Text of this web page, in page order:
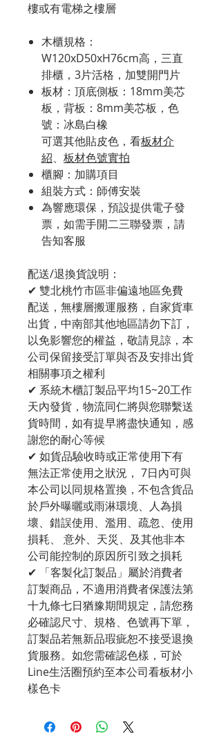
樓或有電梯之樓層
木櫃規格：
W120xD50xH76cm高，三直
排櫃，3片活格，加雙開門片
板材：頂底側板：18mm美芯
板，背板：8mm美芯板，色
號：冰島白橡
可選其他貼皮色，看板材介
紹、 板材色號實拍
櫃腳：加購項目
組裝方式：師傅安裝
為響應環保，預設提供電子發
票，如需手開二三聯發票，請
告知客服
配送/退換貨說明：
✔ 雙北桃竹市區非偏遠地區免費
配送，無樓層搬運服務，自家貨車
出貨，中南部其他地區請勿下訂，
以免影響您的權益，敬請見諒，本
公司保留接受訂單與否及安排出貨
相關事項之權利
✔ 系統木櫃訂製品平均15~20工作
天內發貨，物流同仁將與您聯繫送
貨時間，如有提早將盡快通知，感
謝您的耐心等候
✔ 如貨品驗收時或正常使用下有
無法正常使用之狀況， 7日內可與
本公司以同規格置換，不包含貨品
於戶外曝曬或雨淋環境、人為損
壞、錯誤使用、濫用、疏忽、使用
損耗、 意外、天災、及其他非本
公司能控制的原因所引致之損耗
✔ 「客製化訂製品」屬於消費者
訂製商品，不適用消費者保護法第
十九條七日猶豫期間規定，請您務
必確認尺寸、規格、色號再下單，
訂製品若無新品瑕疵恕不接受退換
貨服務。如您需確認色樣，可於
Line生活圈預約至本公司看板材小
樣色卡